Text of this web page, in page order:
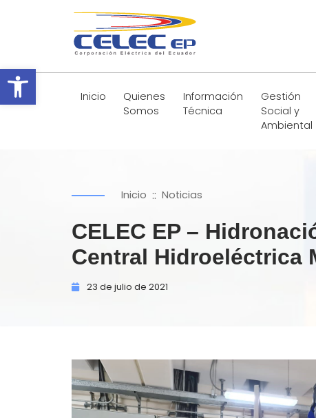
Abrir barra de herramientas
Inicio
Quienes
Somos
Información
Técnica
Gestión
Social y
Ambiental
Inicio :: Noticias
CELEC EP –
Central Hidroeléctrica
23 de julio de 2021